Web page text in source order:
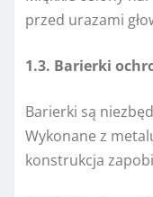
przed urazami
1.3. Barierki
Barierki są
Wykonane z
konstrukcja